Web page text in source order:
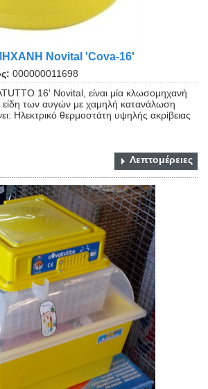
Novital 'Cova-16'
000000011698
16' Novital, είναι μία κλωσομηχανή
είδη των αυγών με χαμηλή κατανάλωση
Ηλεκτρικό θερμοστάτη υψηλής ακρίβειας
Λεπτομέρειες